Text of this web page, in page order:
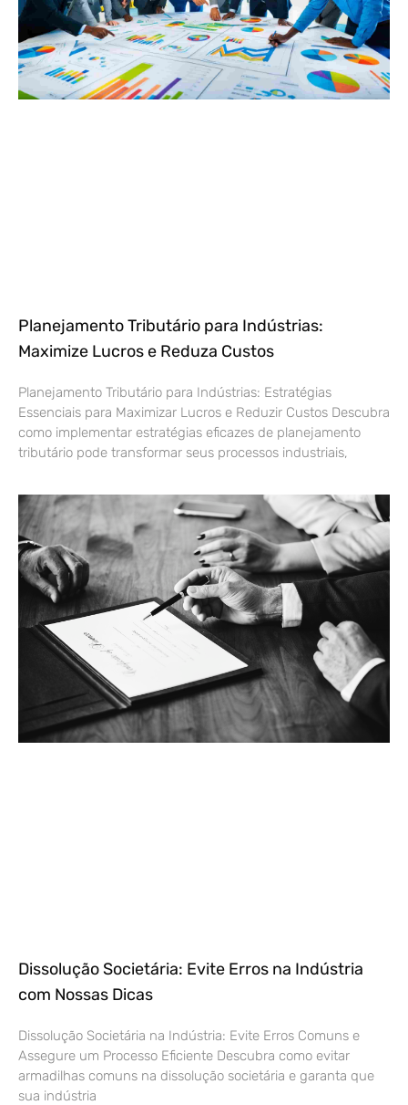
Planejamento Tributário para Indústrias:
Maximize Lucros e Reduza Custos
Planejamento Tributário para Indústrias: Estratégias
Essenciais para Maximizar Lucros e Reduzir Custos Descubra
como implementar estratégias eficazes de planejamento
tributário pode transformar seus processos industriais,
Dissolução Societária: Evite Erros na Indústria
com Nossas Dicas
Dissolução Societária na Indústria: Evite Erros Comuns e
Assegure um Processo Eficiente Descubra como evitar
armadilhas comuns na dissolução societária e garanta que
sua indústria